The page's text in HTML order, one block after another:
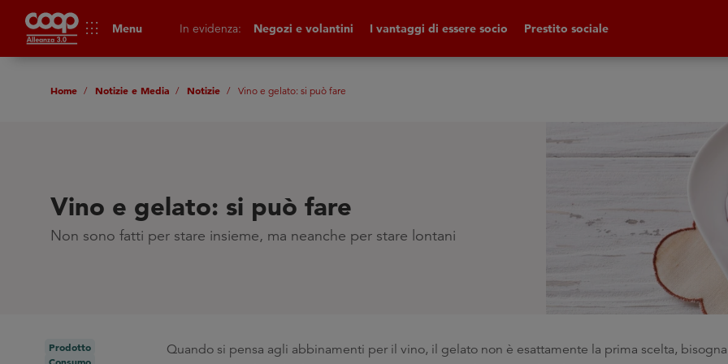
apps Menu In evidenza: Negozi e volantini I vantaggi di essere socio Prestito sociale
Home Notizie e Media Notizie Vino e gelato: si può fare
Vino e gelato: si può fare
Non sono fatti per stare insieme, ma neanche per stare lontani
Prodotto
Quando si pensa agli abbinamenti per il vino, il gelato non è esattamente la prima scelta,